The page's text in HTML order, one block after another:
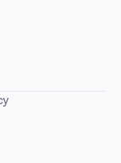
Completa
e
alla conformità
specifici per